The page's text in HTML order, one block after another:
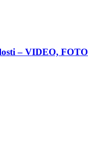
– VIDEO, FOTO